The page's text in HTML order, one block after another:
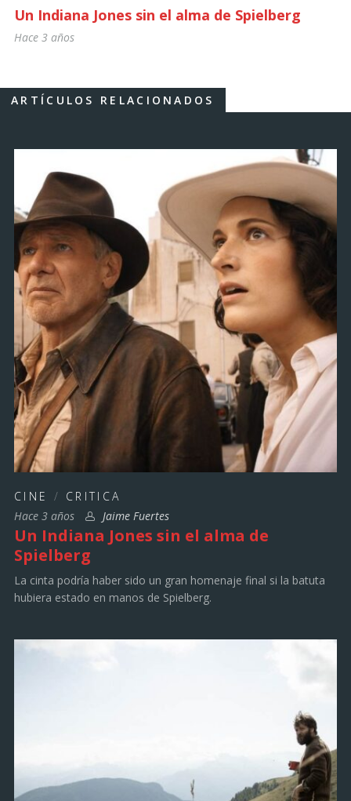
Un Indiana Jones sin el alma de Spielberg
Hace 3 años
ARTÍCULOS RELACIONADOS
CINE / CRITICA
Hace 3 años
Jaime Fuertes
Un Indiana Jones sin el alma de
Spielberg
La cinta podría haber sido un gran homenaje final si la batuta
hubiera estado en manos de Spielberg.